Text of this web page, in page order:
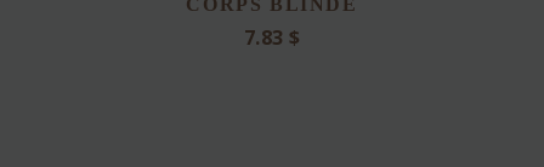
CORPS BLINDÉ
7.83 $